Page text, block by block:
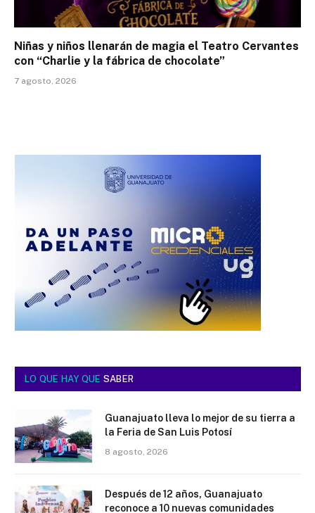
Niñas y niños llenarán de magia el Teatro Cervantes
con “Charlie y la fábrica de chocolate”
7 agosto, 2026
LO QUE HAY QUE SABER
Guanajuato lleva lo mejor de su tierra a
la Feria de San Luis Potosí
8 agosto, 2026
Después de 12 años, Guanajuato
reconoce a 10 nuevas comunidades